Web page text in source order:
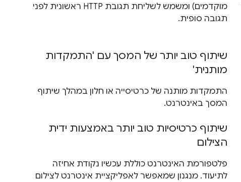
מוקדמים) ומשמש לשליחת תגובת HTTP ראשונית לפני
תגובה סופית.
שיתוף טוב יותר של המסך עם 'התמקדות
מותנית'
התמקדות מותנה של כרטיסייה או חלון במהלך שיתוף
המסך באינטרנט.
שיתוף כרטיסיות טוב יותר באמצעות ידית
הצילום
פלטפורמת האינטרנט כוללת עכשיו נקודת אחיזה
לתיעוד. מנגנון שמאפשר לאפליקציית אינטרנט לצילום